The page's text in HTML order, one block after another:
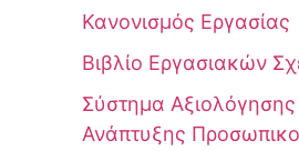
Κανονισμός Εργασίας
Βιβλίο Εργασιακών
Σύστημα Αξιολόγησης
Ανάπτυξης